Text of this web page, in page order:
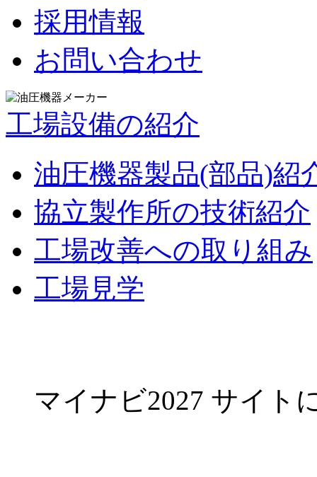
採用情報
お問い合わせ
工場設備の紹介
油圧機器製品(部品)紹
協立製作所の技術紹介
工場改善への取り組み
工場見学
マイナビ2027 サイト